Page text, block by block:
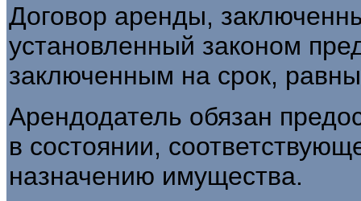
Договор аренды,
установленный законом
заключенным на срок,
Арендодатель обязан
в состоянии,
назначению имущества.